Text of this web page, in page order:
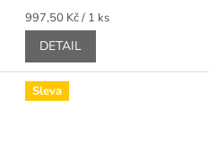
Měrná
cena:
997,50 Kč / 1 ks
DETAIL
Sleva